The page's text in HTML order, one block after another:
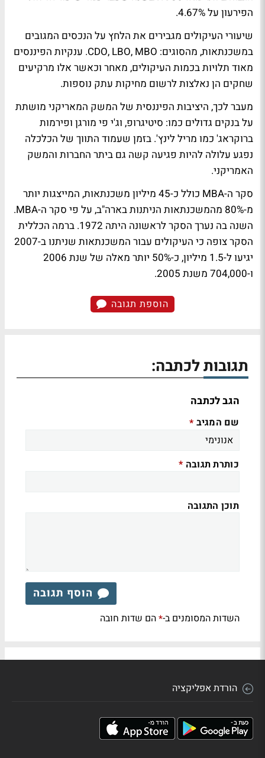
הפירעון על 4.67%.
שיעורי העיקולים מגבירים את הלחץ על הנכסים המגובים
במשכנתאות, מהסוגים: CDO, LBO, MBO. ענקיות הפיננסים
מאוד תלויות בכמות העיקולים, מאחר וכאשר אלו מרקיעים
שחקים הן נאלצות לרשום מחיקות עתק נוספות.
מעבר לכך, היציבות הפיננסית של המשק המאריקני מושתת
על בנקים גדולים כמו: סיטיגרופ, וג'י פי מורגן ופירמות
ברוקראג' כמו מריל לינץ'. בזמן שעמוד התווך של הכלכלה
נפגע עלולה להיות פגיעה קשה גם ביתר החברות והמשק
האמריקני.
סקר ה-MBA כולל כ-45 מיליון משכנתאות, המייצגות יותר
מ-80% מהמשכנתאות הניתנות בארה"ב, על פי סקר ה-MBA.
השנה בה נערך הסקר לראשונה היתה 1972. ברמה הכללית
הסקר צופה כי העיקולים עבור המשכנתאות שניתנו ב-2007
יגיעו ל-1.5 מיליון, כ-50% יותר מאלה של שנת 2006
ו-704,000 משנת 2005.
הוספת תגובה
תגובות לכתבה:
הגב לכתבה
שם המגיב *
כותרת תגובה *
תוכן התגובה
הוסף תגובה
השדות המסומנים ב-*הם שדות חובה
הורדת אפליקציה